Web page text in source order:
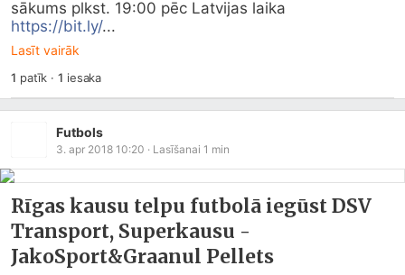
https://bit.ly/...
Lasīt vairāk
1 patīk ·1 iesaka
Futbols
3. apr 2018 10:20 · Lasīšanai 1 min
Rīgas kausu telpu futbolā iegūst DSV
Transport, Superkausu -
JakoSport&Graanul Pellets